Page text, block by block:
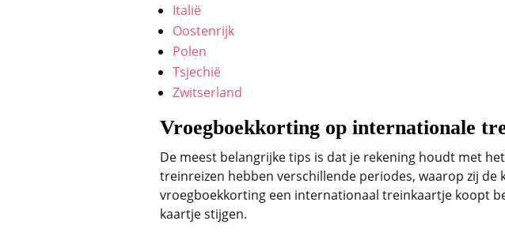
Italië
Oostenrijk
Polen
Tsjechië
Zwitserland
Vroegboekkorting op internationale
De meest belangrijke tips is dat je rekening houdt met
treinreizen hebben verschillende periodes, waarop zij
vroegboekkorting een internationaal treinkaartje koopt
kaartje stijgen.